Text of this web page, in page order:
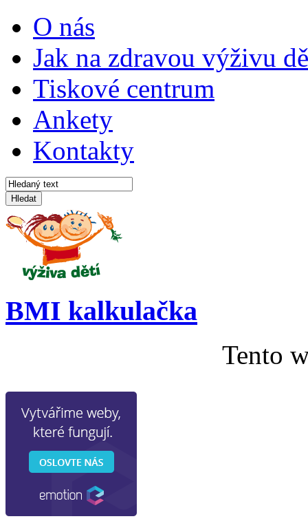
O nás
Jak na zdravou výživu
Tiskové centrum
Ankety
Kontakty
Hledat
BMI kalkulačka
Tento